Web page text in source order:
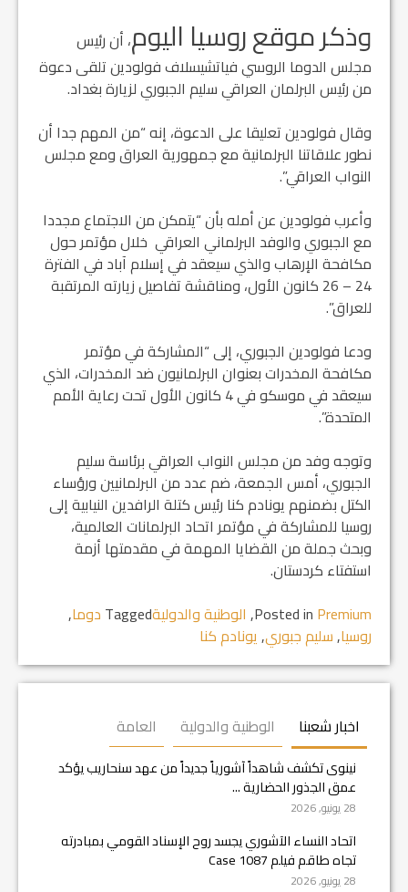
وذكر موقع روسيا اليوم، أن رئيس
مجلس الدوما الروسي فياتشيسلاف فولودين تلقى دعوة
من رئيس البرلمان العراقي سليم الجبوري لزيارة بغداد.
وقال فولودين تعليقا على الدعوة، إنه “من المهم جدا أن
نطور علاقاتنا البرلمانية مع جمهورية العراق ومع مجلس
النواب العراقي”.
وأعرب فولودين عن أمله بأن “يتمكن من الاجتماع مجددا
مع الجبوري والوفد البرلماني العراقي خلال مؤتمر حول
مكافحة الإرهاب والذي سيعقد في إسلام آباد في الفترة
24 – 26 كانون الأول، ومناقشة تفاصيل زيارته المرتقبة
للعراق”.
ودعا فولودين الجبوري، إلى “المشاركة في مؤتمر
مكافحة المخدرات بعنوان البرلمانيون ضد المخدرات، الذي
سيعقد في موسكو في 4 كانون الأول تحت رعاية الأمم
المتحدة”.
وتوجه وفد من مجلس النواب العراقي برئاسة سليم
الجبوري، أمس الجمعة، ضم عدد من البرلمانيين ورؤساء
الكتل بضمنهم يونادم كنا رئيس كتلة الرافدين النيابية إلى
روسيا للمشاركة في مؤتمر اتحاد البرلمانات العالمية،
وبحث جملة من القضايا المهمة في مقدمتها أزمة
استفتاء كردستان.
Posted in Premium
, الوطنية والدوليةTagged دوما,
روسيا,سليم جبوري, يونادم كنا
اخبار شعبنا الوطنية والدولية العامة
نينوى تكشف شاهداً آشورياً جديداً من عهد سنحاريب يؤكد
عمق الجذور الحضارية ...
28 يونيو, 2026
اتحاد النساء الآشوري يجسد روح الإسناد القومي بمبادرته
تجاه طاقم فيلم Case 1087
28 يونيو, 2026